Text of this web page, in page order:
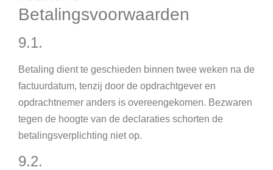
Betalingsvoorwaarden
9.1.
Betaling dient te geschieden binnen twee weken na de
factuurdatum, tenzij door de opdrachtgever en
opdrachtnemer anders is overeengekomen. Bezwaren
tegen de hoogte van de declaraties schorten de
betalingsverplichting niet op.
9.2.